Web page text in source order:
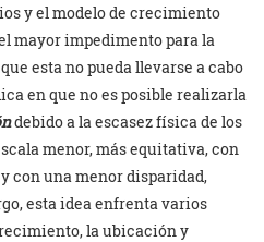
y el modelo de crecimiento
mayor impedimento para la
esta no pueda llevarse a cabo
en que no es posible realizarla
debido a la escasez física de los
menor, más equitativa, con
con una menor disparidad,
esta idea enfrenta varios
la ubicación y